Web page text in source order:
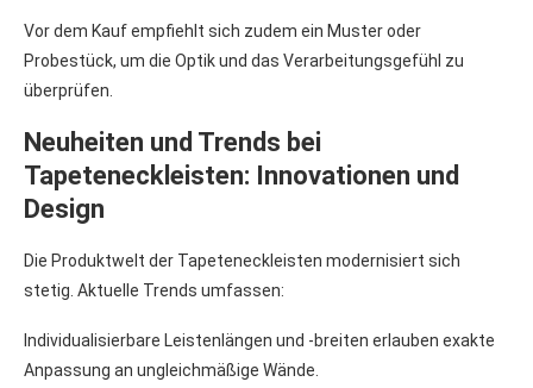
Vor dem Kauf empfiehlt sich zudem ein Muster oder
Probestück, um die Optik und das Verarbeitungsgefühl zu
überprüfen.
Neuheiten und Trends bei
Tapeteneckleisten: Innovationen und
Design
Die Produktwelt der Tapeteneckleisten modernisiert sich
stetig. Aktuelle Trends umfassen:
Individualisierbare Leistenlängen und -breiten erlauben exakte
Anpassung an ungleichmäßige Wände.